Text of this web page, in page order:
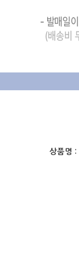
상품명 :